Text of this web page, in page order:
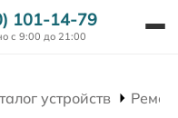
101-14-79
с 9:00 до 21:00
устройств